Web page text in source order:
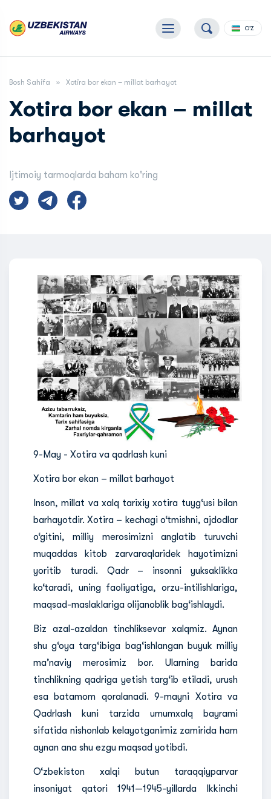
O'Z
Bosh Sahifa Xotira bor ekan – millat barhayot
Xotira bor ekan – millat
barhayot
Ijtimoiy tarmoqlarda baham ko'ring
9-May - Xotira va qadrlash kuni
Xotira bor ekan – millat barhayot
Inson, millat va xalq tarixiy xotira tuyg‘usi bilan
barhayotdir. Xotira – kechagi o‘tmishni, ajdodlar
o‘gitini, milliy merosimizni anglatib turuvchi
muqaddas kitob zarvaraqlaridek hayotimizni
yoritib turadi. Qadr – insonni yuksaklikka
ko‘taradi, uning faoliyatiga, orzu-intilishlariga,
maqsad-maslaklariga olijanoblik bag‘ishlaydi.
Biz azal-azaldan tinchliksevar xalqmiz. Aynan
shu g‘oya targ‘ibiga bag‘ishlangan buyuk milliy
ma’naviy merosimiz bor. Ularning barida
tinchlikning qadriga yetish targ‘ib etiladi, urush
esa batamom qoralanadi. 9-mayni Xotira va
Qadrlash kuni tarzida umumxalq bayrami
sifatida nishonlab kelayotganimiz zamirida ham
aynan ana shu ezgu maqsad yotibdi.
O‘zbekiston xalqi butun taraqqiyparvar
insoniyat qatori 1941—1945-yillarda Ikkinchi